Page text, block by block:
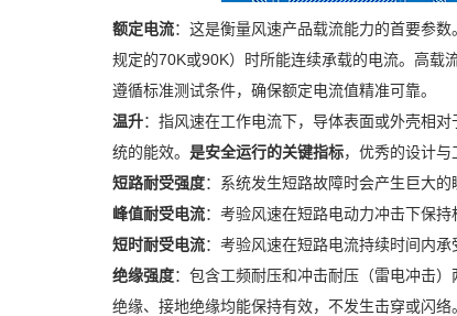
额定电流：这是衡量风速产品载流能力的首要参数
规定的70K或90K）时所能连续承载的电流。高载
遵循标准测试条件，确保额定电流值精准可靠。
温升：指风速在工作电流下，导体表面或外壳相
统的能效。 是安全运行的关键指标，优秀的设计与
短路耐受强度：系统发生短路故障时会产生巨大
峰值耐受电流：考验风速在短路电动力冲击下保持
短时耐受电流：考验风速在短路电流持续时间内
绝缘强度：包含工频耐压和冲击耐压（雷电冲击
绝缘、接地绝缘均能保持有效，不发生击穿或闪络。